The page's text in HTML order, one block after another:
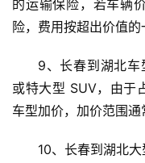
的运输保险，若车辆
险，费用按超出价值的
9、长春到湖北
或特大型 SUV，由于
车型加价，加价范围通
10、长春到湖北